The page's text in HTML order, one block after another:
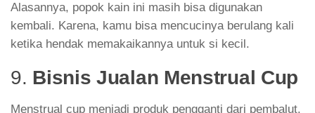
Alasannya, popok kain ini masih bisa digunakan
kembali. Karena, kamu bisa mencucinya berulang kali
ketika hendak memakaikannya untuk si kecil.
9. Bisnis Jualan Menstrual Cup
Menstrual cup menjadi produk pengganti dari pembalut.